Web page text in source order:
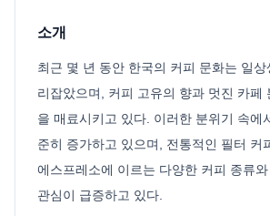
소개
최근 몇 년 동안 한국의 커피 문화는 일
리잡았으며, 커피 고유의 향과 멋진 카페
을 매료시키고 있다. 이러한 분위기 속에
준히 증가하고 있으며, 전통적인 필터 커
에스프레소에 이르는 다양한 커피 종류
관심이 급증하고 있다.